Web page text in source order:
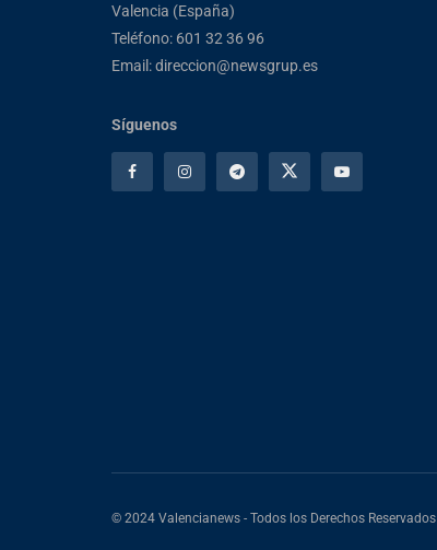
Valencia (España)
Teléfono: 601 32 36 96
Email: direccion@newsgrup.es
Síguenos
© 2024 Valencianews - Todos los Derechos Reservados